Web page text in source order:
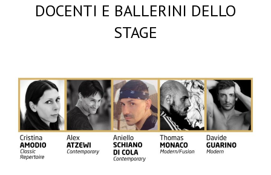
DOCENTI E BALLERINI DELLO
STAGE